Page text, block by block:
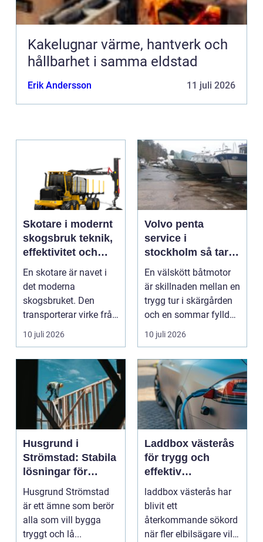
Kakelugnar värme, hantverk och
hållbarhet i samma eldstad
Erik Andersson 11 juli 2026
Skotare i modernt
skogsbruk teknik,
effektivitet och
hållbarhet
En skotare är navet i
det moderna
skogsbruket. Den
transporterar virke från
avverkningsplatsen till
10 juli 2026
Volvo penta
service i
stockholm så tar
du hand om din
båtmotor på rätt
sätt
En välskött båtmotor
är skillnaden mellan en
trygg tur i skärgården
och en sommar fylld
av ofrivilli...
10 juli 2026
Husgrund i
Strömstad: Stabila
lösningar för
boende vid kusten
Husgrund Strömstad
är ett ämne som berör
alla som vill bygga
tryggt och lå...
Laddbox västerås
för trygg och
effektiv
hemmaladdning
laddbox västerås har
blivit ett
återkommande sökord
när fler elbilsägare vill